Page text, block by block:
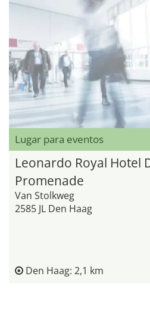
Lugar para eventos
Leonardo Royal Hotel
Promenade
Van Stolkweg
2585 JL Den Haag
Den Haag: 2,1 km